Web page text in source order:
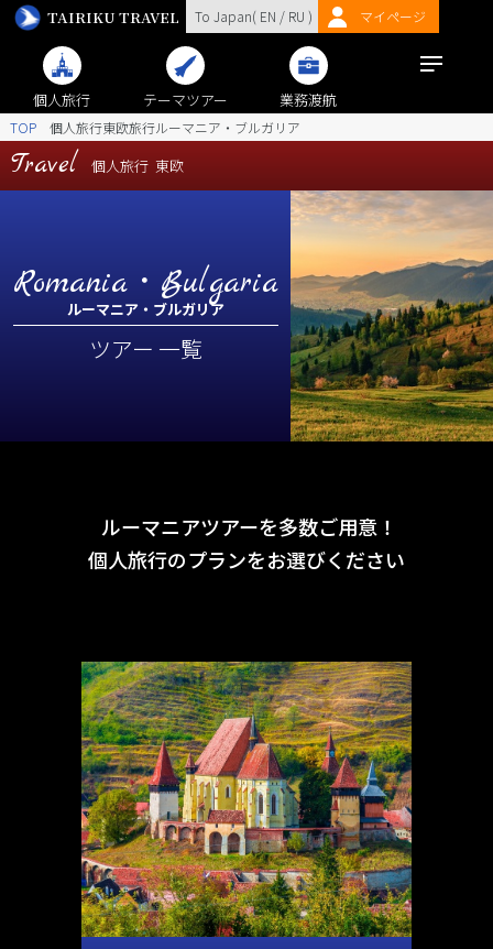
TAIRIKU TRAVEL To Japan( EN / RU ) マイページ
個人旅行 テーマツアー 業務渡航
TOP 個人旅行東欧旅行ルーマニア・ブルガリア
Travel 個人旅行 東欧
Romania・Bulgaria
ルーマニア・ブルガリア
ツアー 一覧
ルーマニアツアーを多数ご用意！
個人旅行のプランをお選びください